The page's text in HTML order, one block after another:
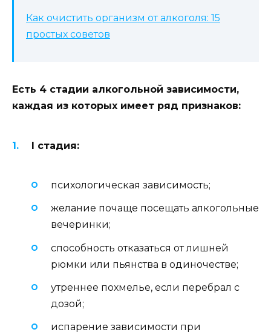
Как очистить организм от алкоголя: 15
простых советов
Есть 4 стадии алкогольной зависимости,
каждая из которых имеет ряд признаков:
I стадия:
психологическая зависимость;
желание почаще посещать алкогольные
вечеринки;
способность отказаться от лишней
рюмки или пьянства в одиночестве;
утреннее похмелье, если перебрал с
дозой;
испарение зависимости при